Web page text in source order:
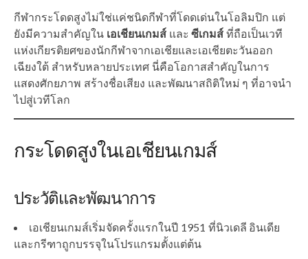
กีฬากระโดดสูงไม่ใช่แค่ชนิดกีฬาที่โดดเด่นในโอลิมปิก แต่
ยังมีความสำคัญใน เอเชียนเกมส์และซีเกมส์ ที่ถือเป็นเวที
แห่งเกียรติยศของนักกีฬาจากเอเชียและเอเชียตะวันออก
เฉียงใต้ สำหรับหลายประเทศ นี่คือโอกาสสำคัญในการ
แสดงศักยภาพ สร้างชื่อเสียง และพัฒนาสถิติใหม่ ๆ ที่อาจนำ
ไปสู่เวทีโลก
กระโดดสูงในเอเชียนเกมส์
ประวัติและพัฒนาการ
เอเชียนเกมส์เริ่มจัดครั้งแรกในปี 1951 ที่นิวเดลี อินเดีย
และกรีฑาถูกบรรจุในโปรแกรมตั้งแต่ต้น